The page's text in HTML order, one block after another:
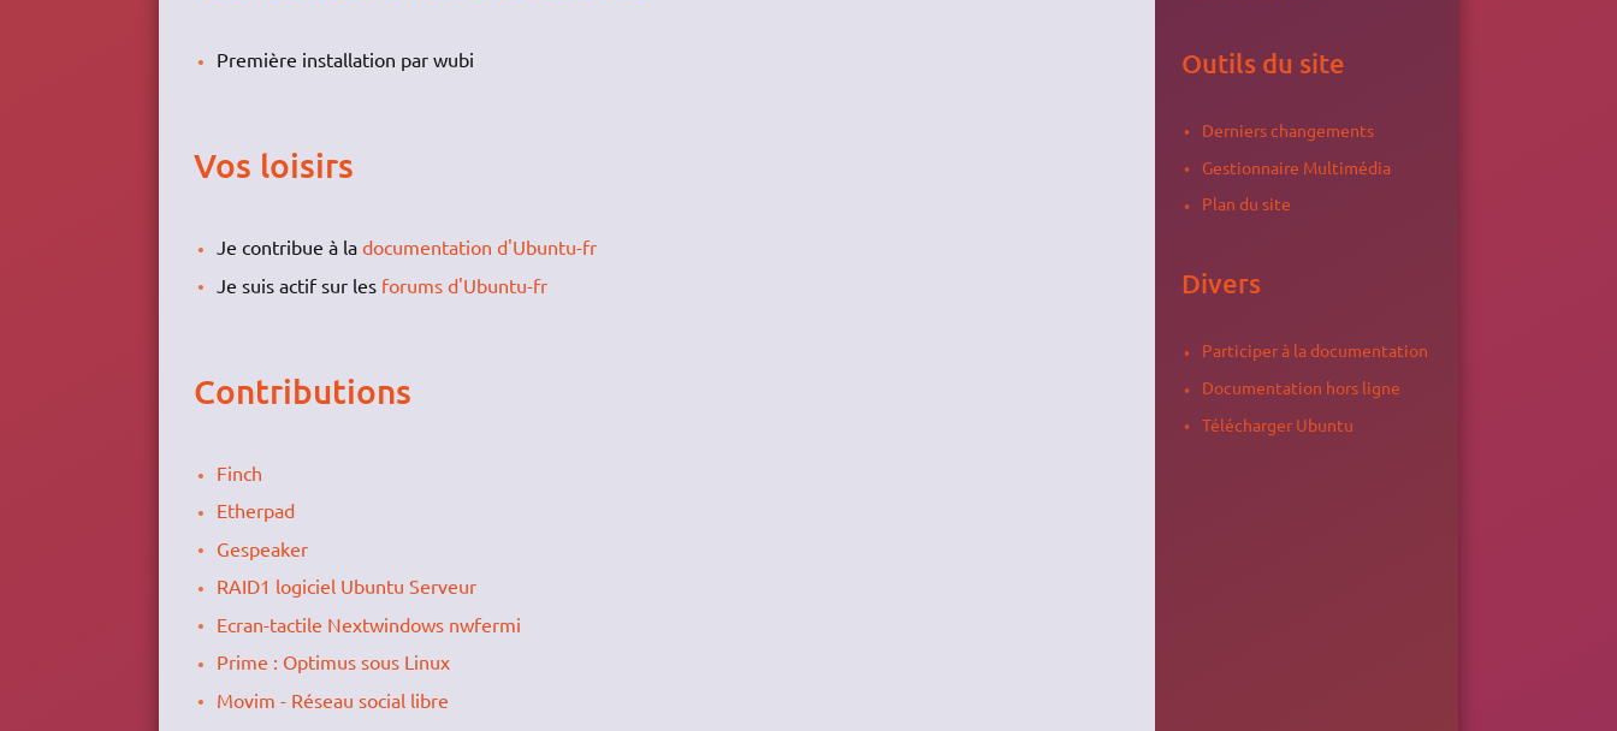
Première installation par wubi
Vos loisirs
Je contribue à ladocumentation d'Ubuntu-fr
Je suis actif sur les forums d'Ubuntu-fr
Contributions
Finch
Etherpad
Gespeaker
RAID1 logiciel Ubuntu Serveur
Ecran-tactile Nextwindows nwfermi
Prime : Optimus sous Linux
Movim - Réseau social libre
Outils du site
Derniers changements
Gestionnaire Multimédia
Plan du site
Divers
Participer à la documentation
Documentation hors ligne
Télécharger Ubuntu